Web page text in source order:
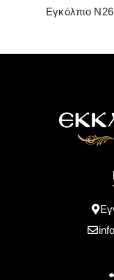
READ MORE
Εγκόλπιο Ν26